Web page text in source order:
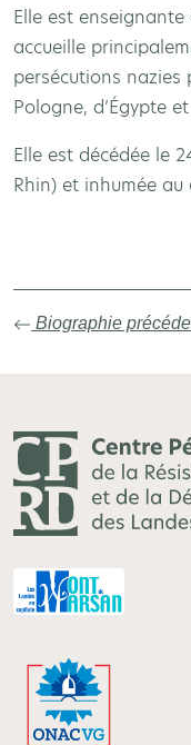
Elle est enseignante
accueille
persécutions
Pologne, d’Égypte
Elle est décédée le
Rhin) et inhumée
Biographie